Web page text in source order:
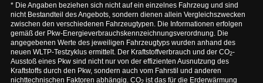
* Die Angaben beziehen sich nicht auf ein einzelnes Fahrzeug und sind
nicht Bestandteil des Angebots, sondern dienen allein Vergleichszwecken
zwischen den verschiedenen Fahrzeugtypen. Die Informationen erfolgen
gemäß der Pkw-Energieverbrauchskennzeichnungsverordnung. Die
angegebenen Werte des jeweiligen Fahrzeugtyps wurden anhand des
neuen WLTP-Testzyklus ermittelt. Der Kraftstoffverbrauch und der CO2-
Ausstoß eines Pkw sind nicht nur von der effizienten Ausnutzung des
Kraftstoffs durch den Pkw, sondern auch vom Fahrstil und anderen
nichttechnischen Faktoren abhängig. CO2ist das für die Erderwärmung